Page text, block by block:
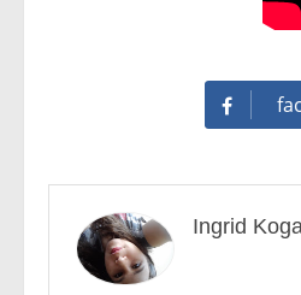
Ingrid Koga